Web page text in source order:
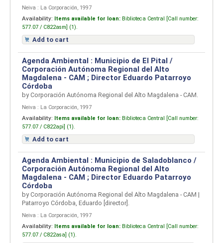
Neiva : La Corporación, 1997
Availability: Items available for loan: Biblioteca Central [Call number:
577.07 / C822asm] (1).
Add to cart
Agenda Ambiental : Municipio de El Pital /
Corporación Autónoma Regional del Alto
Magdalena - CAM ; Director Eduardo Patarroyo
Córdoba
by Corporación Autónoma Regional del Alto Magdalena - CAM.
Neiva : La Corporación, 1997
Availability: Items available for loan: Biblioteca Central [Call number:
577.07 / C822api] (1).
Add to cart
Agenda Ambiental : Municipio de Saladoblanco /
Corporación Autónoma Regional del Alto
Magdalena - CAM ; Director Eduardo Patarroyo
Córdoba
by Corporación Autónoma Regional del Alto Magdalena - CAM |
Patarroyo Córdoba, Eduardo [director] .
Neiva : La Corporación, 1997
Availability: Items available for loan: Biblioteca Central [Call number:
577.07 / C822asa] (1).